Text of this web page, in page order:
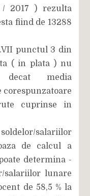
2017 ) rezulta
fiind de 13288
punctul 3 din
( in plata ) nu
media
cuprinse in
salariilor
de calcul a
determina -
salariilor lunare
de 58,5 % la